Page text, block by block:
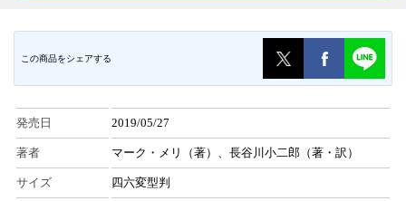
この商品をシェアする
発売日 2019/05/27
著者 マーク・メリ（著）、長谷川小二郎（著・訳）
サイズ 四六変型判